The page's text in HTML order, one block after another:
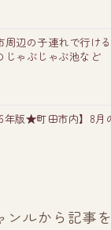
周辺の子連れで行け
じゃぶじゃぶ池など
年版★町田市内】8
ンルから記事